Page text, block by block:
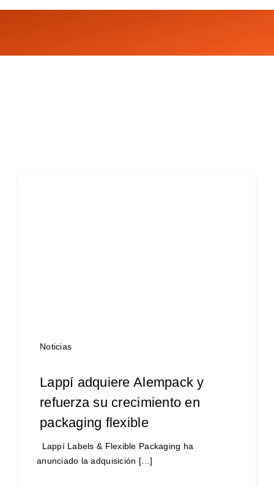
Noticias
Lappí adquiere Alempack y
refuerza su crecimiento en
packaging flexible
Lappí Labels & Flexible Packaging ha
anunciado la adquisición […]